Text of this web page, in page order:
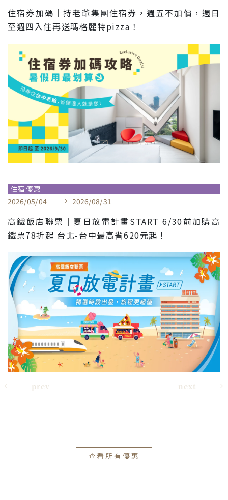
住宿券加碼｜持老爺集團住宿券，週五不加價，週日
至週四入住再送瑪格麗特pizza！
住宿優惠
2026/05/04 2026/08/31
高鐵飯店聯票｜夏日放電計畫START 6/30前加購高
鐵票78折起 台北-台中最高省620元起！
prev next
查看所有優惠